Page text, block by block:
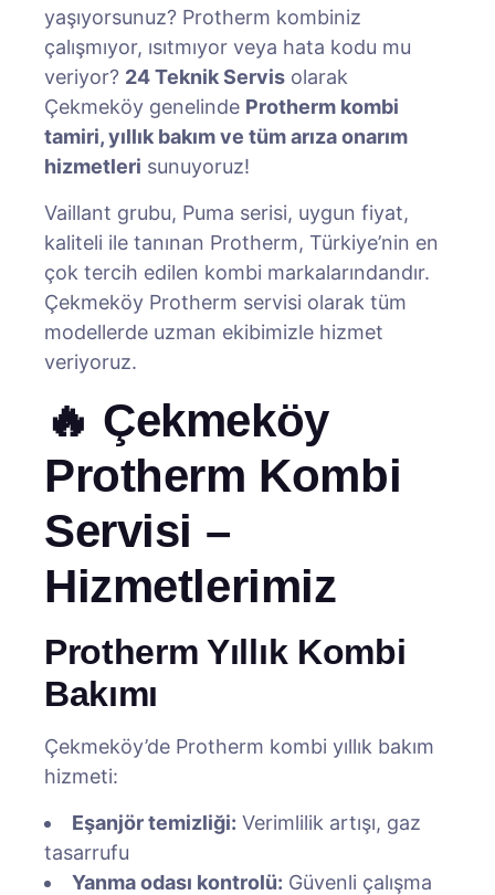
yaşıyorsunuz? Protherm kombiniz
çalışmıyor, ısıtmıyor veya hata kodu mu
veriyor? 24 Teknik Servis olarak
Çekmeköy genelinde Protherm kombi
tamiri, yıllık bakım ve tüm arıza onarım
hizmetleri sunuyoruz!
Vaillant grubu, Puma serisi, uygun fiyat,
kaliteli ile tanınan Protherm, Türkiye’nin en
çok tercih edilen kombi markalarındandır.
Çekmeköy Protherm servisi olarak tüm
modellerde uzman ekibimizle hizmet
veriyoruz.
🔥 Çekmeköy
Protherm Kombi
Servisi –
Hizmetlerimiz
Protherm Yıllık Kombi
Bakımı
Çekmeköy’de Protherm kombi yıllık bakım
hizmeti:
Eşanjör temizliği: Verimlilik artışı, gaz
tasarrufu
Yanma odası kontrolü: Güvenli çalışma